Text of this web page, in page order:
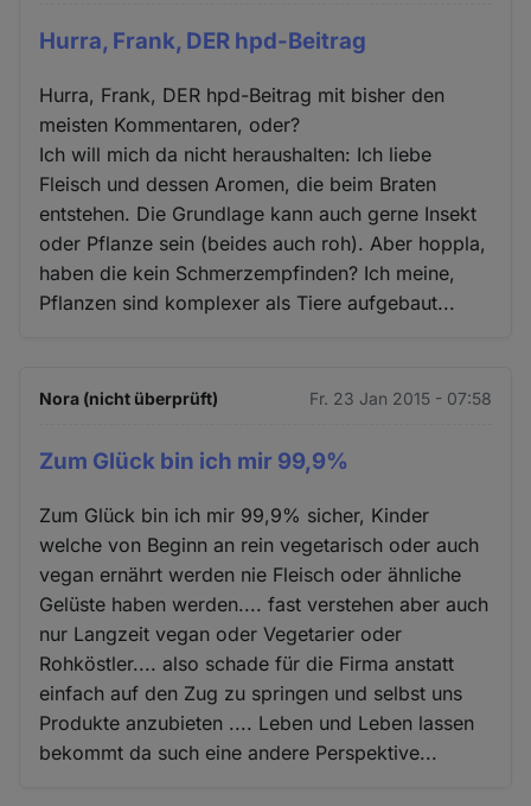
Hurra, Frank, DER hpd-Beitrag
Hurra, Frank, DER hpd-Beitrag mit bisher den
meisten Kommentaren, oder?
Ich will mich da nicht heraushalten: Ich liebe
Fleisch und dessen Aromen, die beim Braten
entstehen. Die Grundlage kann auch gerne Insekt
oder Pflanze sein (beides auch roh). Aber hoppla,
haben die kein Schmerzempfinden? Ich meine,
Pflanzen sind komplexer als Tiere aufgebaut...
Nora (nicht überprüft) Fr. 23 Jan 2015 - 07:58
Zum Glück bin ich mir 99,9%
Zum Glück bin ich mir 99,9% sicher, Kinder
welche von Beginn an rein vegetarisch oder auch
vegan ernährt werden nie Fleisch oder ähnliche
Gelüste haben werden.... fast verstehen aber auch
nur Langzeit vegan oder Vegetarier oder
Rohköstler.... also schade für die Firma anstatt
einfach auf den Zug zu springen und selbst uns
Produkte anzubieten .... Leben und Leben lassen
bekommt da such eine andere Perspektive...